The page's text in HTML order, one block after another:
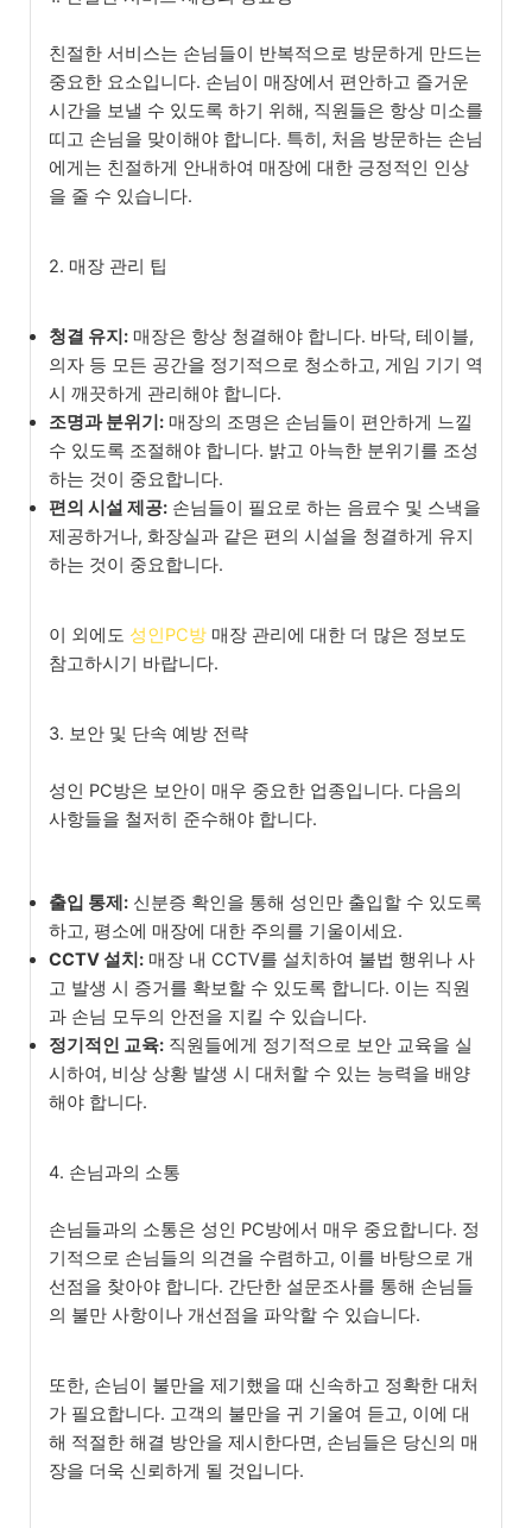
친절한 서비스는 손님들이 반복적으로 방문하게 만드는
중요한 요소입니다. 손님이 매장에서 편안하고 즐거운
시간을 보낼 수 있도록 하기 위해, 직원들은 항상 미소를
띠고 손님을 맞이해야 합니다. 특히, 처음 방문하는 손님
에게는 친절하게 안내하여 매장에 대한 긍정적인 인상
을 줄 수 있습니다.
2. 매장 관리 팁
청결 유지: 매장은 항상 청결해야 합니다. 바닥, 테이블,
의자 등 모든 공간을 정기적으로 청소하고, 게임 기기 역
시 깨끗하게 관리해야 합니다.
조명과 분위기: 매장의 조명은 손님들이 편안하게 느낄
수 있도록 조절해야 합니다. 밝고 아늑한 분위기를 조성
하는 것이 중요합니다.
편의 시설 제공: 손님들이 필요로 하는 음료수 및 스낵을
제공하거나, 화장실과 같은 편의 시설을 청결하게 유지
하는 것이 중요합니다.
이 외에도 성인PC방 매장 관리에 대한 더 많은 정보도
참고하시기 바랍니다.
3. 보안 및 단속 예방 전략
성인 PC방은 보안이 매우 중요한 업종입니다. 다음의
사항들을 철저히 준수해야 합니다.
출입 통제: 신분증 확인을 통해 성인만 출입할 수 있도록
하고, 평소에 매장에 대한 주의를 기울이세요.
CCTV 설치: 매장 내 CCTV를 설치하여 불법 행위나 사
고 발생 시 증거를 확보할 수 있도록 합니다. 이는 직원
과 손님 모두의 안전을 지킬 수 있습니다.
정기적인 교육: 직원들에게 정기적으로 보안 교육을 실
시하여, 비상 상황 발생 시 대처할 수 있는 능력을 배양
해야 합니다.
4. 손님과의 소통
손님들과의 소통은 성인 PC방에서 매우 중요합니다. 정
기적으로 손님들의 의견을 수렴하고, 이를 바탕으로 개
선점을 찾아야 합니다. 간단한 설문조사를 통해 손님들
의 불만 사항이나 개선점을 파악할 수 있습니다.
또한, 손님이 불만을 제기했을 때 신속하고 정확한 대처
가 필요합니다. 고객의 불만을 귀 기울여 듣고, 이에 대
해 적절한 해결 방안을 제시한다면, 손님들은 당신의 매
장을 더욱 신뢰하게 될 것입니다.